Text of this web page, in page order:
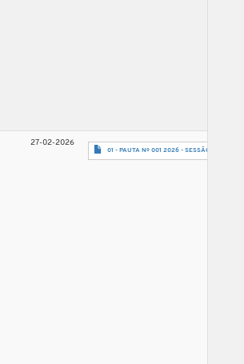
27-02-2026
01 - PAUTA Nº 001 2026 - SESSÃO